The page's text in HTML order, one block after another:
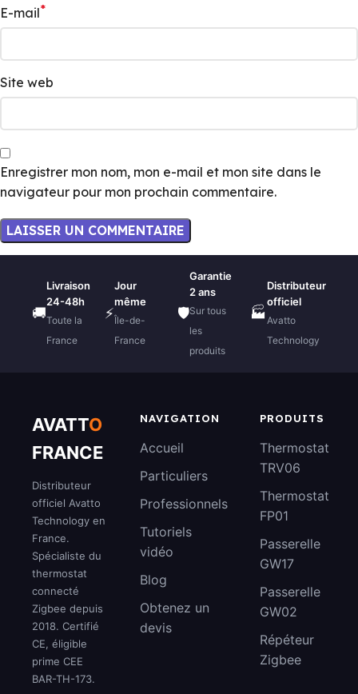
E-mail*
Site web
Enregistrer mon nom, mon e-mail et mon site dans le
navigateur pour mon prochain commentaire.
🚚
Livraison
24-48h
Toute la
France
⚡
Jour
même
Île-de-
France
🛡️
Garantie
2 ans
Sur tous
les
produits
🏭
Distributeur
officiel
Avatto
Technology
AVATTO
FRANCE
Distributeur
officiel Avatto
Technology en
France.
Spécialiste du
thermostat
connecté
Zigbee depuis
2018. Certifié
CE, éligible
prime CEE
BAR-TH-173.
NAVIGATION
Accueil
Particuliers
Professionnels
Tutoriels
vidéo
Blog
Obtenez un
devis
PRODUITS
Thermostat
TRV06
Thermostat
FP01
Passerelle
GW17
Passerelle
GW02
Répéteur
Zigbee